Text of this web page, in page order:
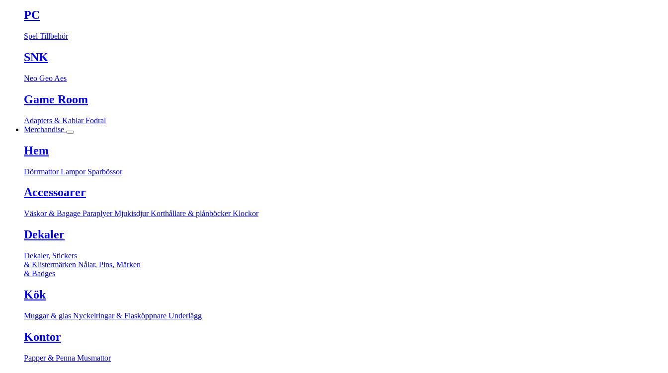
PC
Spel Tillbehör
SNK
Neo Geo Aes
Game Room
Adapters & KablarFodral
Merchandise
Hem
DörrmattorLampor Sparbössor
Accessoarer
Väskor & Bagage ParaplyerMjukisdjurKorthållare & plånböckerKlockor
Dekaler
Dekaler, Stickers
& Klistermärken Nålar, Pins, Märken
& Badges
Kök
Muggar & glas Nyckelringar & Flasköppnare Underlägg
Kontor
Papper & Penna Musmattor